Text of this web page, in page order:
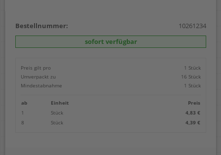
Bestellnummer:
10261234
sofort verfügbar
Preis gilt pro
1 Stück
Umverpackt zu
16 Stück
Mindestabnahme
1 Stück
ab Einheit
Preis
1
Stück
4,83 €
8
Stück 4,39 €